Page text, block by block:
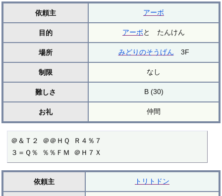
依頼主 アーボ
目的 アーボと たんけん
場所 みどりのそうげん 3F
制限 なし
難しさ B (30)
お礼 仲間
＠＆Ｔ２ ＠＠ＨＱ Ｒ４％７
３＝Ｑ％ ％％ＦＭ ＠Ｈ７Ｘ
依頼主 トリトドン